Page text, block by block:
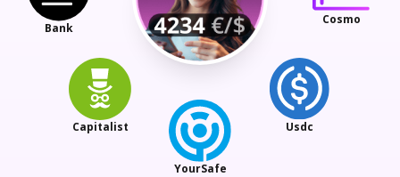
Cosmo
Usdc
YourSafe
Capitalist
Bank